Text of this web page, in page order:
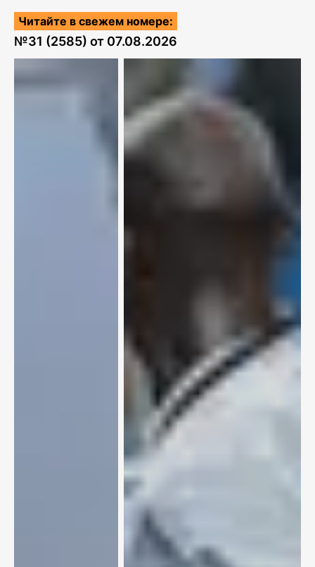
Читайте в свежем номере:
№31 (2585) от 07.08.2026